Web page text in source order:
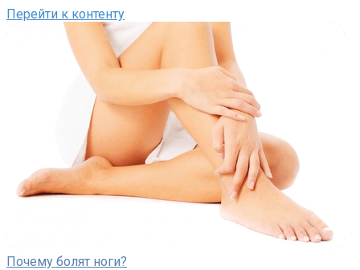
Перейти к контенту
Почему болят ноги?